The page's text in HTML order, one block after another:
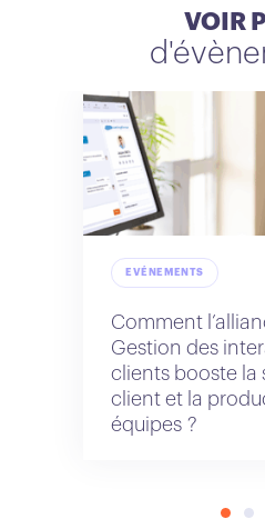
VOIR
EVÉNEMENTS
Comment
Gestion des
clients booste la
client et la
équipes ?